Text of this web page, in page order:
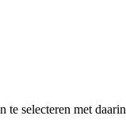
selecteren met